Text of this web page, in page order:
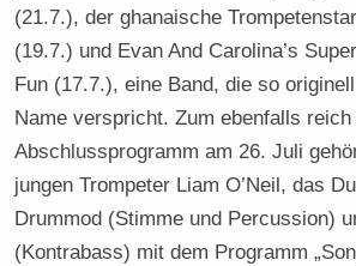
(21.7.), der ghanaische
(19.7.) und Evan And Carolina’s
Fun (17.7.), eine Band, die so
Name verspricht. Zum ebenfalls
Abschlussprogramm am 26. Juli
jungen Trompeter Liam O’Neil, das
Drummod (Stimme und Percussion)
(Kontrabass) mit dem Programm